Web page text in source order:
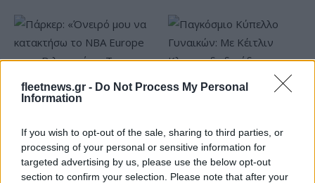
fleetnews.gr - Do Not Process My Personal
Information
If you wish to opt-out of the sale, sharing to third parties, or
processing of your personal or sensitive information for
targeted advertising by us, please use the below opt-out
section to confirm your selection. Please note that after your
Πάρκερ: «Όνειρό μου να
κατακτήσω το ΝΒΑ Europe
με τη Βιλερμπάν – Το πλάνο
της ομάδας μένει ίδιο»
η δωδεκάδα των ΗΠΑ